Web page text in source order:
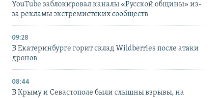
YouTube заблокировал каналы «Русской общины» из-
за рекламы экстремистских сообществ
09:28
В Екатеринбурге горит склад Wildberries после атаки
дронов
08:44
В Крыму и Севастополе были слышны взрывы, на